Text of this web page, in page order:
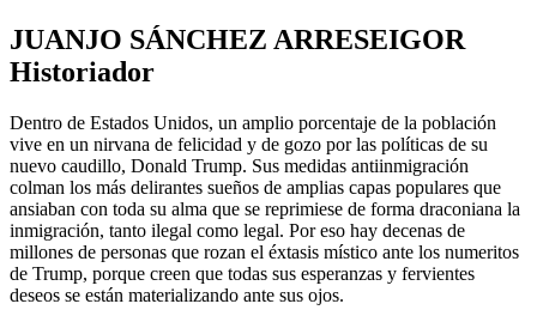
JUANJO SÁNCHEZ ARRESEIGOR
Historiador
Dentro de Estados Unidos, un amplio porcentaje de la población
vive en un nirvana de felicidad y de gozo por las políticas de su
nuevo caudillo, Donald Trump. Sus medidas antiinmigración
colman los más delirantes sueños de amplias capas populares que
ansiaban con toda su alma que se reprimiese de forma draconiana la
inmigración, tanto ilegal como legal. Por eso hay decenas de
millones de personas que rozan el éxtasis místico ante los numeritos
de Trump, porque creen que todas sus esperanzas y fervientes
deseos se están materializando ante sus ojos.